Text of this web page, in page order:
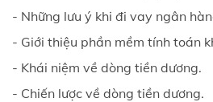
- Những lưu ý khi đi vay ngân
- Giới thiệu phần mềm tính toán
- Khái niệm về dòng tiền dương.
- Chiến lược về dòng tiền dương.